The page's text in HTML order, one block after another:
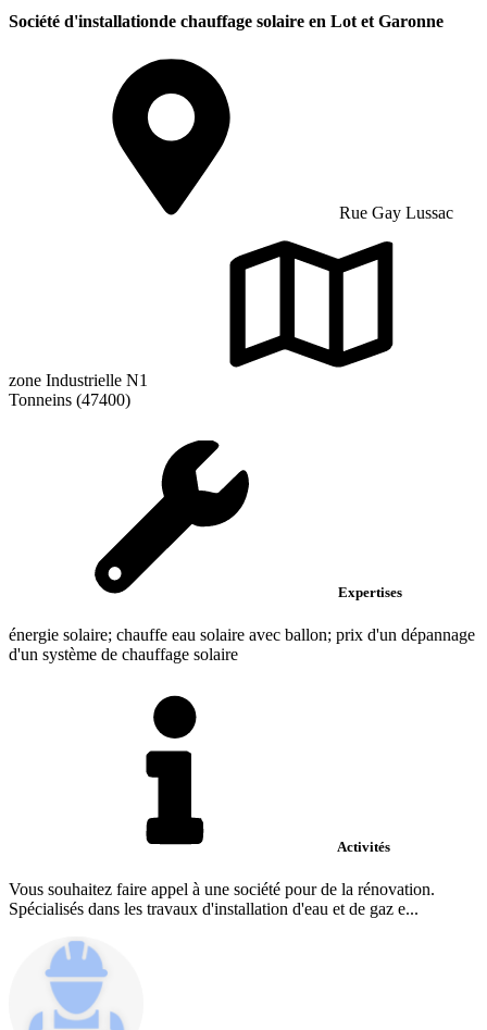
Société d'installationde chauffage solaire en Lot et Garonne
Rue Gay Lussac
zone Industrielle N1
Tonneins (47400)
Expertises
énergie solaire; chauffe eau solaire avec ballon; prix d'un dépannage
d'un système de chauffage solaire
Activités
Vous souhaitez faire appel à une société pour de la rénovation.
Spécialisés dans les travaux d'installation d'eau et de gaz e...